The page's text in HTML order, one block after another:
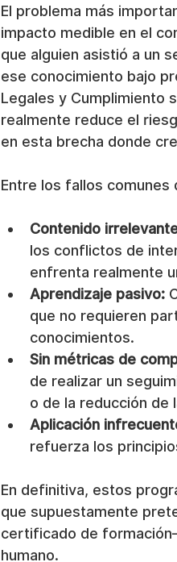
El problema más
impacto medible en el
que alguien asistió a un
ese conocimiento bajo
Legales y Cumplimiento
realmente reduce el
en esta brecha donde
Entre los fallos
Contenido
los conflictos de
enfrenta realmente
Aprendizaje pasivo:
que no requieren
conocimientos.
Sin métricas de
de realizar un
o de la reducción de
Aplicación
refuerza los
En definitiva, estos
que supuestamente
certificado de
humano.